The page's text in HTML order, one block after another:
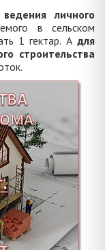
личного
в сельском
1 гектар. А для
строительства